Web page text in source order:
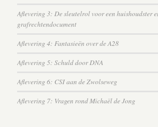
Aflevering 3: De sleutelrol voor een huishoudster
grafrechtendocument
Aflevering 4: Fantasieën over de A28
Aflevering 5: Schuld door DNA
Aflevering 6: CSI aan de Zwolseweg
Aflevering 7: Vragen rond Michaël de Jong